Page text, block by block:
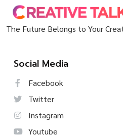
The Future Belongs to Your
Social Media
Facebook
Twitter
Instagram
Youtube